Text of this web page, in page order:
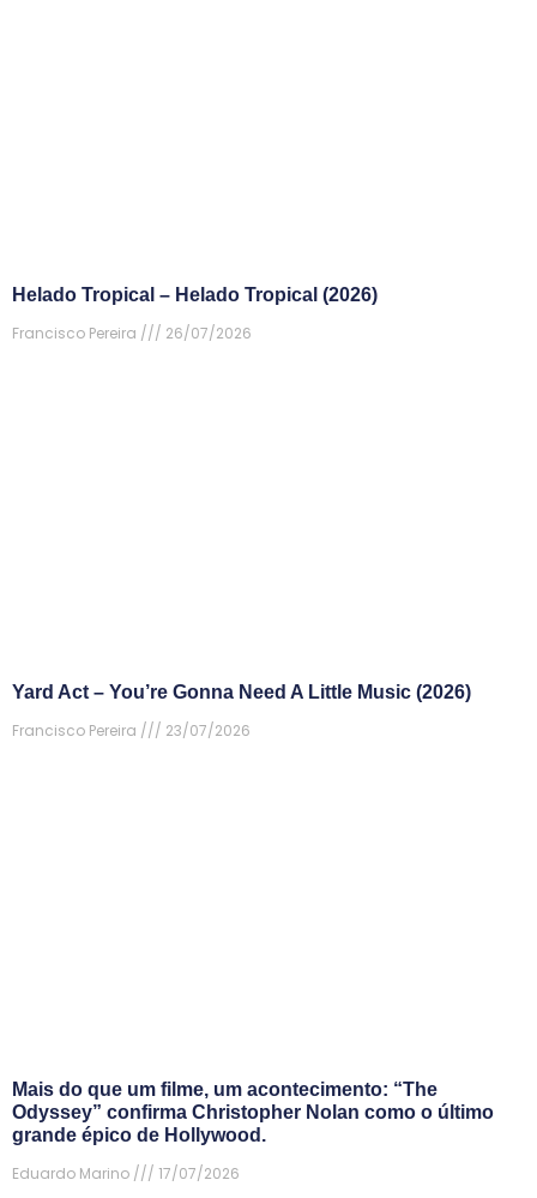
Helado Tropical – Helado Tropical (2026)
Francisco Pereira
26/07/2026
Yard Act – You’re Gonna Need A Little Music (2026)
Francisco Pereira
23/07/2026
Mais do que um filme, um acontecimento: “The
Odyssey” confirma Christopher Nolan como o último
grande épico de Hollywood.
Eduardo Marino
17/07/2026